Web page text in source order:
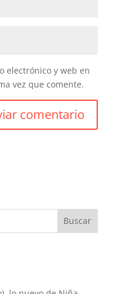
electrónico y web en
vez que comente.